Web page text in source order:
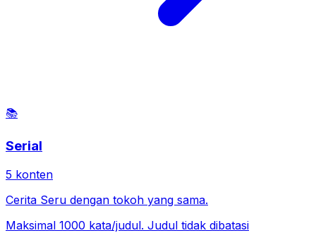
📚
Serial
5 konten
Cerita Seru dengan tokoh yang sama.
Maksimal 1000 kata/judul. Judul tidak dibatasi